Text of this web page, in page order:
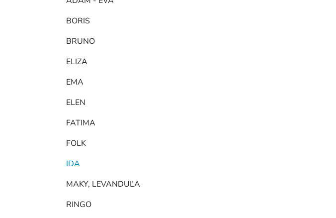
BORIS
BRUNO
ELIZA
EMA
ELEN
FATIMA
FOLK
IDA
MAKY, LEVANDUĽA
RINGO